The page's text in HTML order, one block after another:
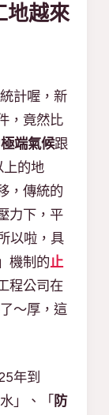
地越來
計喔，新
，竟然比
極端氣候跟
上的地
，傳統的
力下，平
以啦，具
機制的 止
程公司在
～厚，這
年到
」、「防